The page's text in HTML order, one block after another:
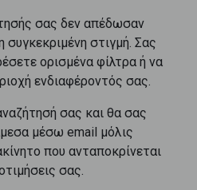
σας δεν απέδωσαν
στιγμή. Σας
ορισμένα φίλτρα ή να
ενδιαφέροντός σας.
σας και θα σας
μέσω email μόλις
που ανταποκρίνεται
σας.